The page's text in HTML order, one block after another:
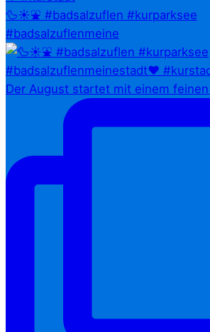
🦆☀️⛲ #badsalzuflen #kurparksee
#badsalzuflenmeine
Der August startet mit einem